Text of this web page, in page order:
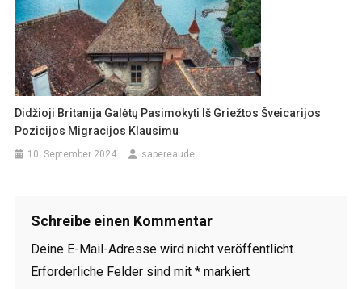
Didžioji Britanija Galėtų Pasimokyti Iš Griežtos Šveicarijos
Pozicijos Migracijos Klausimu
10. September 2024 sapereaude
Schreibe einen Kommentar
Deine E-Mail-Adresse wird nicht veröffentlicht.
Erforderliche Felder sind mit *markiert